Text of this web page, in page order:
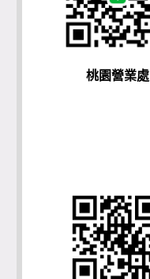
桃園營業處